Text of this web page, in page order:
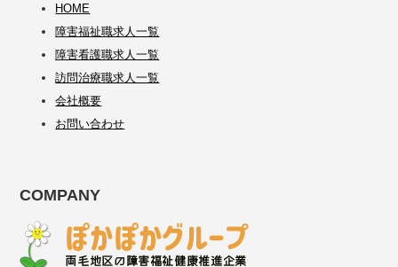
HOME
障害福祉職求人一覧
障害看護職求人一覧
訪問治療職求人一覧
会社概要
お問い合わせ
COMPANY